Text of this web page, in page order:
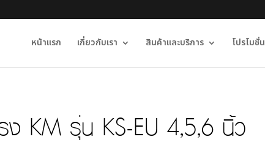
หน้าแรก เกี่ยวกับเรา สินค้าและบริการ โปรโมชั่น
ง KM รุ่น KS-EU 4,5,6 นิ้ว